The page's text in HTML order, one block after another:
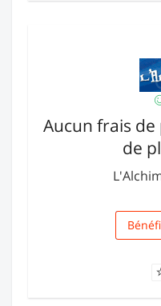
Aucun frais
de